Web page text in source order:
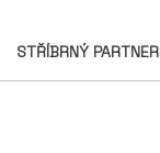
STŘÍBRNÝ PARTNER